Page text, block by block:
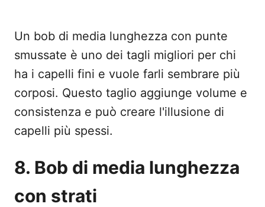
Un bob di media lunghezza con punte
smussate è uno dei tagli migliori per chi
ha i capelli fini e vuole farli sembrare più
corposi. Questo taglio aggiunge volume e
consistenza e può creare l'illusione di
capelli più spessi.
8. Bob di media lunghezza
con strati